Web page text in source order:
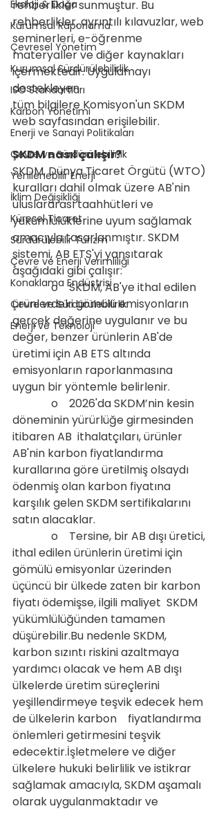
Ekoloji & Doğa
Kurumsal Raporlama
Çevresel Yönetim
Kurumsal Sürdürülebilirlik
ISO Standartları
Karbon Yönetimi
Enerji ve Sanayi Politikaları
Çevre ve Sürdürülebilirlik
Yenilenebilir Enerji
İklim Değişikliği
Küresel Ticaret
Sürdürülebilir Turizm
Çevre ve Enerji Verimliliği
Konaklama Endüstrisi
Çevre ve Sürdürülebilirlik
Enerji ve Teknoloji
rehberlikler sunmuştur. Bu
rehberlikler, ayrıntılı kılavuzlar, web
seminerleri, e-öğrenme
materyaller ve diğer kaynakları
içermektedir. Uygulamayı
destekleyen
tüm bilgilere Komisyon'un SKDM
web sayfasından erişilebilir.
SKDM nasıl çalışır?
SKDM, Dünya Ticaret Örgütü (WTO)
kuralları dahil olmak üzere AB'nin
uluslararası taahhütleri ve
yükümlülüklerine uyum sağlamak
amacıyla tasarlanmıştır. SKDM
sistemi, AB ETS'yi yansıtarak
aşağıdaki gibi çalışır:
o    SKDM, AB'ye ithal edilen
ürünlerdeki gömülü emisyonların
gerçek değerine uygulanır ve bu
değer, benzer ürünlerin AB'de
üretimi için AB ETS altında
emisyonların raporlanmasına
uygun bir yöntemle belirlenir.
o    2026'da SKDM’nin kesin
döneminin yürürlüğe girmesinden
itibaren AB  ithalatçıları, ürünler
AB'nin karbon fiyatlandırma
kurallarına göre üretilmiş olsaydı
ödenmiş olan karbon fiyatına
karşılık gelen SKDM sertifikalarını
satın alacaklar.
o    Tersine, bir AB dışı üretici,
ithal edilen ürünlerin üretimi için
gömülü emisyonlar üzerinden
üçüncü bir ülkede zaten bir karbon
fiyatı ödemişse, ilgili maliyet  SKDM
yükümlülüğünden tamamen
düşürebilir.Bu nedenle SKDM,
karbon sızıntı riskini azaltmaya
yardımcı olacak ve hem AB dışı
ülkelerde üretim süreçlerini
yeşillendirmeye teşvik edecek hem
de ülkelerin karbon    fiyatlandırma
önlemleri getirmesini teşvik
edecektir.İşletmelere ve diğer
ülkelere hukuki belirlilik ve istikrar
sağlamak amacıyla, SKDM aşamalı
olarak uygulanmaktadır ve